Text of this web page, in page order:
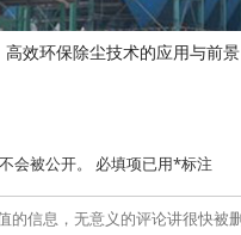
高效环保除尘技术的应用与前景
会被公开。 必填项已用*标注